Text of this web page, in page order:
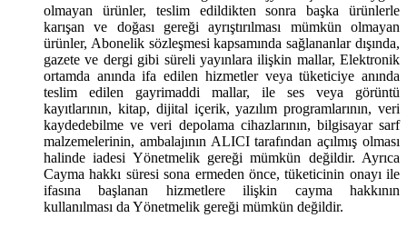
olmayan ürünler, teslim edildikten sonra başka ürünlerle
karışan ve doğası gereği ayrıştırılması mümkün olmayan
ürünler, Abonelik sözleşmesi kapsamında sağlananlar dışında,
gazete ve dergi gibi süreli yayınlara ilişkin mallar, Elektronik
ortamda anında ifa edilen hizmetler veya tüketiciye anında
teslim edilen gayrimaddi mallar, ile ses veya görüntü
kayıtlarının, kitap, dijital içerik, yazılım programlarının, veri
kaydedebilme ve veri depolama cihazlarının, bilgisayar sarf
malzemelerinin, ambalajının ALICI tarafından açılmış olması
halinde iadesi Yönetmelik gereği mümkün değildir. Ayrıca
Cayma hakkı süresi sona ermeden önce, tüketicinin onayı ile
ifasına başlanan hizmetlere ilişkin cayma hakkının
kullanılması da Yönetmelik gereği mümkün değildir.